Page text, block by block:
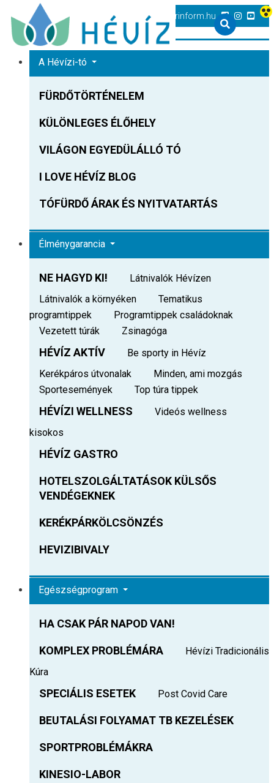
+36 83 540 131 heviz@tourinform.hu
A Hévízi-tó
FÜRDŐTÖRTÉNELEM
KÜLÖNLEGES ÉLŐHELY
VILÁGON EGYEDÜLÁLLÓ TÓ
I LOVE HÉVÍZ BLOG
TÓFÜRDŐ ÁRAK ÉS NYITVATARTÁS
Élménygarancia
NE HAGYD KI!
Látnivalók Hévízen
Látnivalók a környéken
Tematikus
programtippek
Programtippek családoknak
Vezetett túrák
Zsinagóga
HÉVÍZ AKTÍV
Be sporty in Hévíz
Kerékpáros útvonalak
Minden, ami mozgás
Sportesemények
Top túra tippek
HÉVÍZI WELLNESS
Videós wellness
kisokos
HÉVÍZ GASTRO
HOTELSZOLGÁLTATÁSOK KÜLSŐS
VENDÉGEKNEK
KERÉKPÁRKÖLCSÖNZÉS
HEVIZIBIVALY
Egészségprogram
HA CSAK PÁR NAPOD VAN!
KOMPLEX PROBLÉMÁRA
Hévízi Tradicionális
Kúra
SPECIÁLIS ESETEK Post Covid Care
BEUTALÁSI FOLYAMAT TB KEZELÉSEK
SPORTPROBLÉMÁKRA
KINESIO-LABOR